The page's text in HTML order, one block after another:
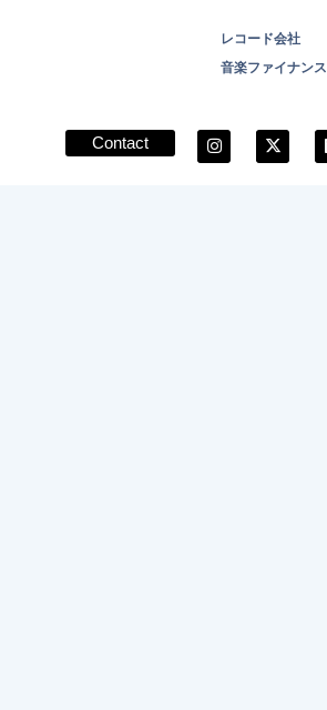
レコード会社
音楽ファイナンス
Contact